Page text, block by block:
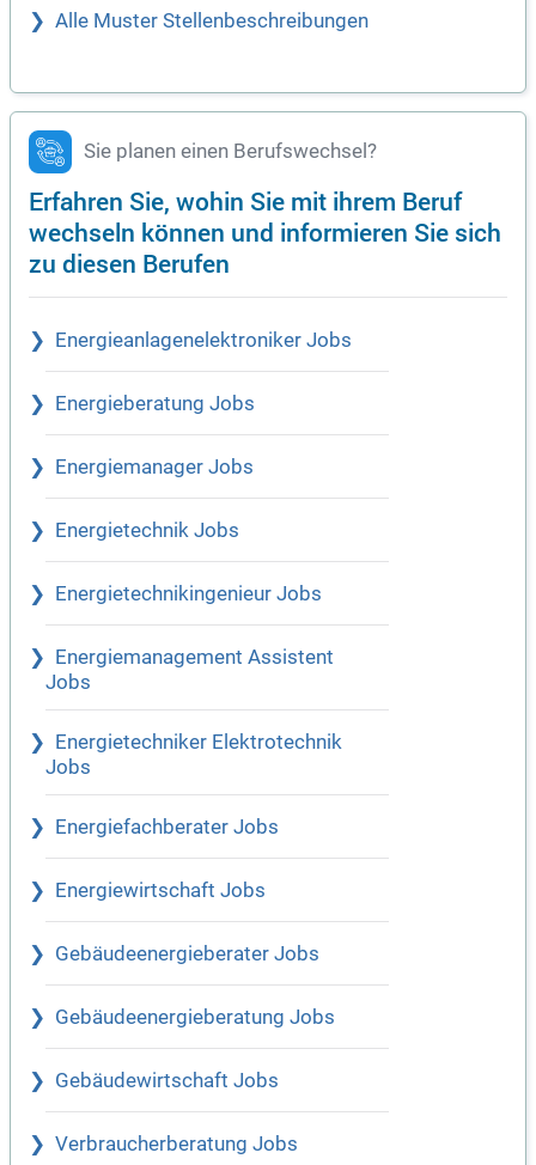
Alle Muster Stellenbeschreibungen
Sie planen einen Berufswechsel?
Erfahren Sie, wohin Sie mit ihrem Beruf
wechseln können und informieren Sie sich
zu diesen Berufen
Energieanlagenelektroniker Jobs
Energieberatung Jobs
Energiemanager Jobs
Energietechnik Jobs
Energietechnikingenieur Jobs
Energiemanagement Assistent
Jobs
Energietechniker Elektrotechnik
Jobs
Energiefachberater Jobs
Energiewirtschaft Jobs
Gebäudeenergieberater Jobs
Gebäudeenergieberatung Jobs
Gebäudewirtschaft Jobs
Verbraucherberatung Jobs